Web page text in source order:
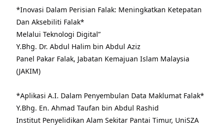
*Inovasi Dalam Perisian Falak: Meningkatkan Ketepatan
Dan Aksebiliti Falak*
Melalui Teknologi Digital”
Y.Bhg. Dr. Abdul Halim bin Abdul Aziz
Panel Pakar Falak, Jabatan Kemajuan Islam Malaysia
(JAKIM)
*Aplikasi A.I. Dalam Penyembulan Data Maklumat Falak*
Y.Bhg. En. Ahmad Taufan bin Abdul Rashid
Institut Penyelidikan Alam Sekitar Pantai Timur, UniSZA